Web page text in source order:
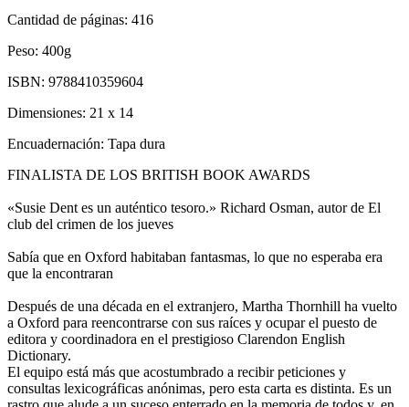
Cantidad de páginas: 416
Peso: 400g
ISBN: 9788410359604
Dimensiones: 21 x 14
Encuadernación: Tapa dura
FINALISTA DE LOS BRITISH BOOK AWARDS
«Susie Dent es un auténtico tesoro.» Richard Osman, autor de El
club del crimen de los jueves
Sabía que en Oxford habitaban fantasmas, lo que no esperaba era
que la encontraran
Después de una década en el extranjero, Martha Thornhill ha vuelto
a Oxford para reencontrarse con sus raíces y ocupar el puesto de
editora y coordinadora en el prestigioso Clarendon English
Dictionary.
El equipo está más que acostumbrado a recibir peticiones y
consultas lexicográficas anónimas, pero esta carta es distinta. Es un